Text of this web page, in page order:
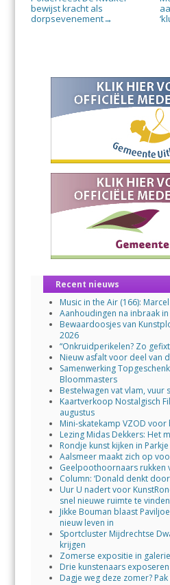
bewijst kracht als
dorpsevenement→
Recent nieuws
Music in the Air (166):
Aanhoudingen na inbraak
Bewaardoosjes van
2026
“Onkruidperikelen? Zo
Nieuw asfalt voor deel van
Samenwerking
Bloommasters
Bestelwagen vat vlam, vuur
Kaartverkoop Nostalgisch
augustus
Mini-skatekamp VZOD
Lezing Midas Dekkers: Het
Rondje kunst kijken in
Aalsmeer maakt zich op
Geelpoothoornaars rukken
Column: ‘Donald denkt
Uur U nadert voor
snel nieuwe ruimte te
Jikke Bouman blaast
nieuw leven in
Sportcluster Mijdrechtse
krijgen
Zomerse expositie in
Drie kunstenaars
Dagje weg deze zomer?